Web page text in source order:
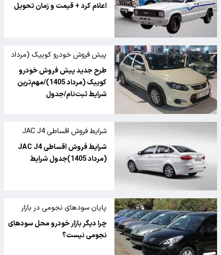
اعلام کرد + قیمت و زمان تحویل
پیش فروش خودرو کوییک (مرداد
1405)
طرح جدید پیش فروش خودرو
کوییک (مرداد 1405)/مهم‌ترین
شرایط ثبت‌نام/جدول
شرایط فروش اقساطی JAC J4
شرایط فروش اقساطی JAC J4
(مرداد 1405)جدول شرایط
پایان سودهای نجومی در بازار
خودرو
چرا دیگر بازار خودرو محل سودهای
نجومی نیست؟